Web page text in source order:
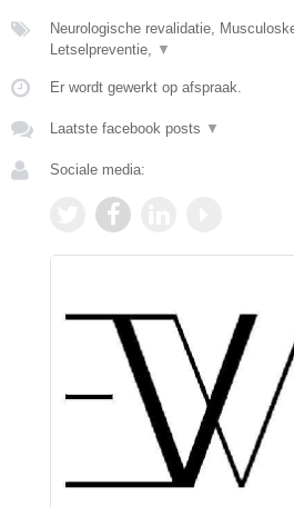
Neurologische revalidatie,
Letselpreventie,
▼
Er wordt gewerkt op afspraak.
Laatste facebook posts ▼
Sociale media: